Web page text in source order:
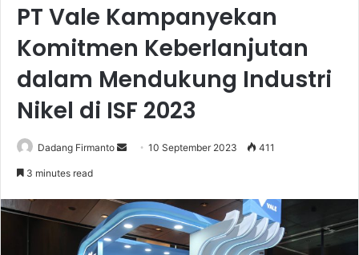
PT Vale Kampanyekan
Komitmen Keberlanjutan
dalam Mendukung Industri
Nikel di ISF 2023
Dadang Firmanto
d
a
n
10 September 2023 411
3 minutes read